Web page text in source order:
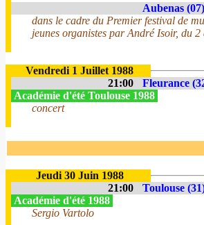
Aubenas (07)
dans le cadre du Premier festival de
jeunes organistes par André Isoir, du
Vendredi 1 Juillet 1988
21:00
Fleurance
Académie d'été Toulouse 1988
concert
Jeudi 30 Juin 1988
21:00
Toulouse
Académie d'été 1988
Sergio Vartolo